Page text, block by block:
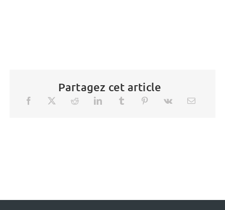
Partagez cet article